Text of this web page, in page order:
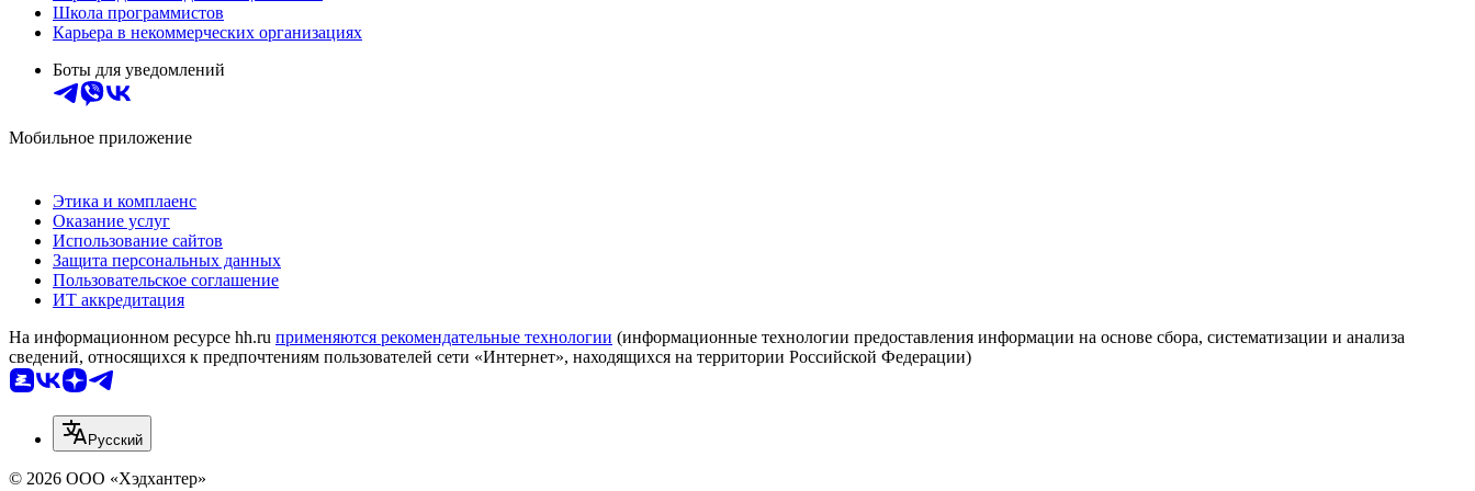
Школа программистов
Карьера в некоммерческих организациях
Боты для уведомлений
Мобильное приложение
Этика и комплаенс
Оказание услуг
Использование сайтов
Защита персональных данных
Пользовательское соглашение
ИТ аккредитация
На информационном ресурсе hh.ru применяются рекомендательные технологии (информационные технологии предоставления информации на основе сбора, систематизации и анализа
сведений, относящихся к предпочтениям пользователей сети «Интернет», находящихся на территории Российской Федерации)
Русский
© 2026 ООО «Хэдхантер»